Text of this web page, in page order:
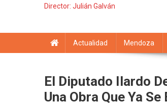
Director: Julián Galván
Actualidad Mendoza
El Diputado Ilardo
Una Obra Que Ya